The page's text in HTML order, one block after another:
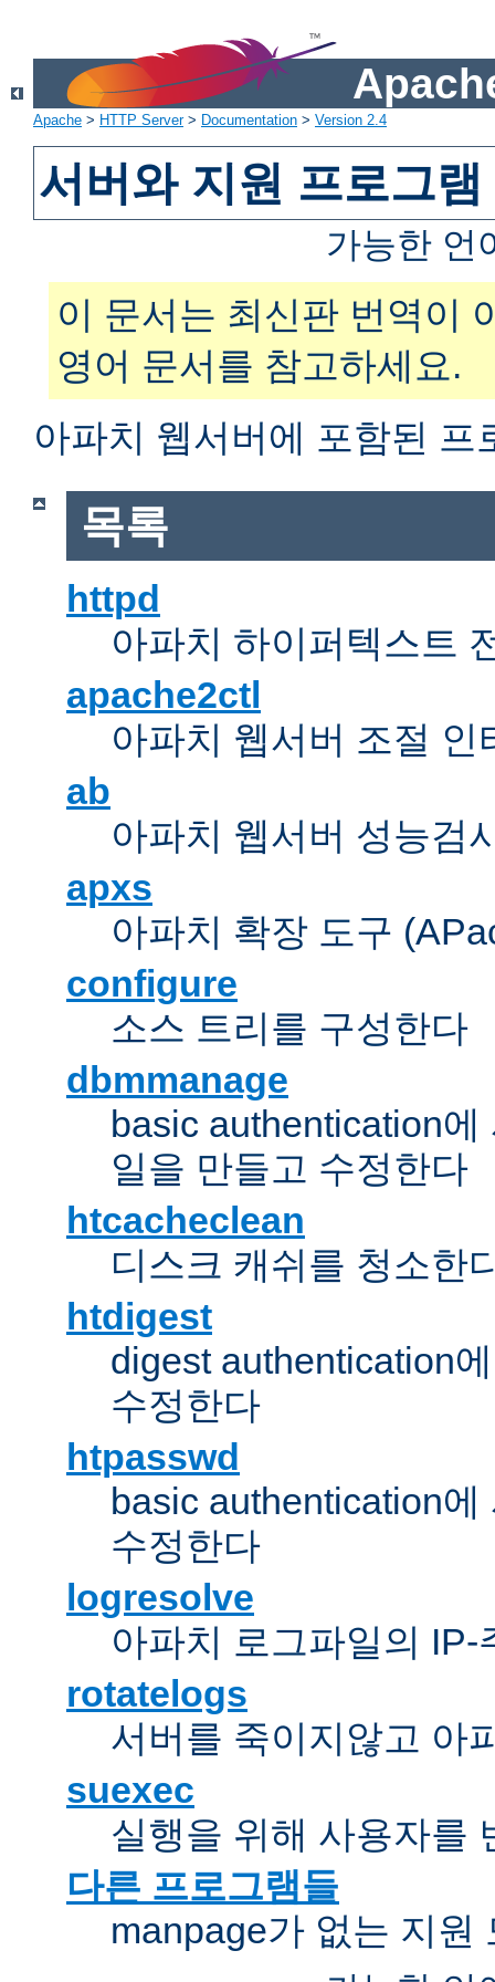
Apache > HTTP Server> Documentation > Version 2.4
서버와 지원 프로그램
가능한 언
이 문서는 최신판 번역이
영어 문서를 참고하세요.
아파치 웹서버에 포함된 프
목록
httpd
아파치 하이퍼텍스트
apache2ctl
아파치 웹서버 조절 인
ab
아파치 웹서버 성능검
apxs
아파치 확장 도구
configure
소스 트리를 구성한다
dbmmanage
basic authentication
일을 만들고 수정한다
htcacheclean
디스크 캐쉬를 청소한
htdigest
digest authentication
수정한다
htpasswd
basic authentication
수정한다
logresolve
아파치 로그파일의
rotatelogs
서버를 죽이지않고 아
suexec
실행을 위해 사용자를
다른 프로그램들
manpage가 없는 지원